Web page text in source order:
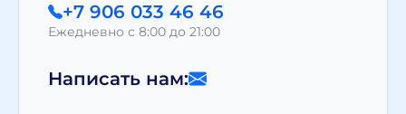
+7 906 033 46 46
Ежедневно с 8:00 до 21:00
Написать нам: